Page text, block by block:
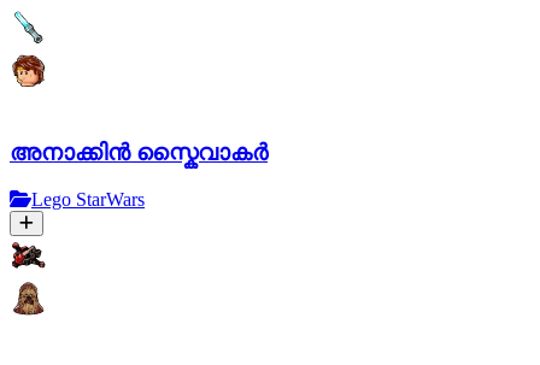
അനാക്കിൻ സ്കൈവാകർ
Lego StarWars